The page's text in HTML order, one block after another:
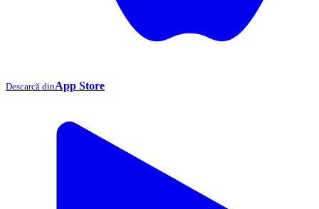
Descarcă dinApp Store